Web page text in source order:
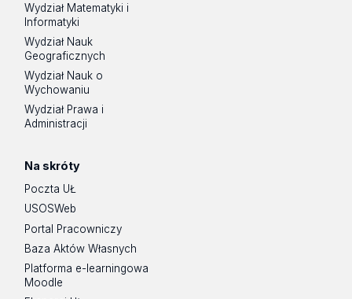
Wydział Matematyki i
Informatyki
Wydział Nauk
Geograficznych
Wydział Nauk o
Wychowaniu
Wydział Prawa i
Administracji
Na skróty
Poczta UŁ
USOSWeb
Portal Pracowniczy
Baza Aktów Własnych
Platforma e-learningowa
Moodle